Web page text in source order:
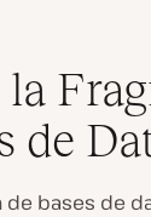
la
de
de bases de